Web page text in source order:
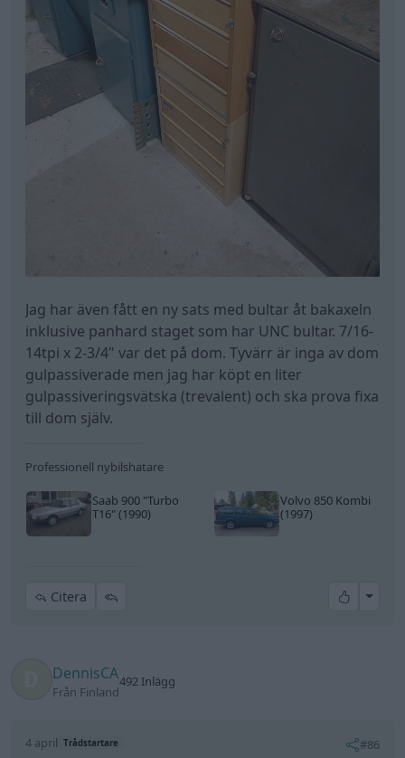
Jag har även fått en ny sats med bultar åt bakaxeln
inklusive panhard staget som har UNC bultar. 7/16-
14tpi x 2-3/4" var det på dom. Tyvärr är inga av dom
gulpassiverade men jag har köpt en liter
gulpassiveringsvätska (trevalent) och ska prova fixa
till dom själv.
Professionell nybilshatare
Saab 900 "Turbo
T16"(1990)
Volvo 850 Kombi
(1997)
Citera All
DennisCA
Från Finland
492 Inlägg
4 april Trådstartare #86